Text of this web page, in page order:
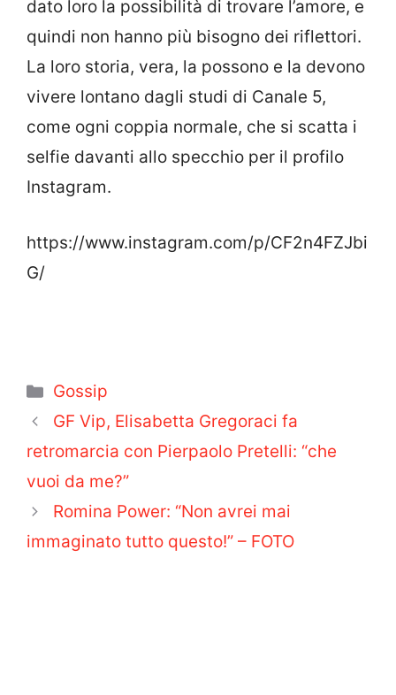
dato loro la possibilità di trovare l’amore, e
quindi non hanno più bisogno dei riflettori.
La loro storia, vera, la possono e la devono
vivere lontano dagli studi di Canale 5,
come ogni coppia normale, che si scatta i
selfie davanti allo specchio per il profilo
Instagram.
https://www.instagram.com/p/CF2n4FZJbi
G/
Categorie
Gossip
GF Vip, Elisabetta Gregoraci fa
retromarcia con Pierpaolo Pretelli: “che
vuoi da me?”
Romina Power: “Non avrei mai
immaginato tutto questo!” – FOTO